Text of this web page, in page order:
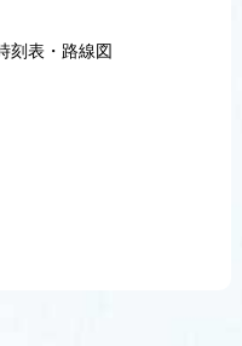
刻表・路線図